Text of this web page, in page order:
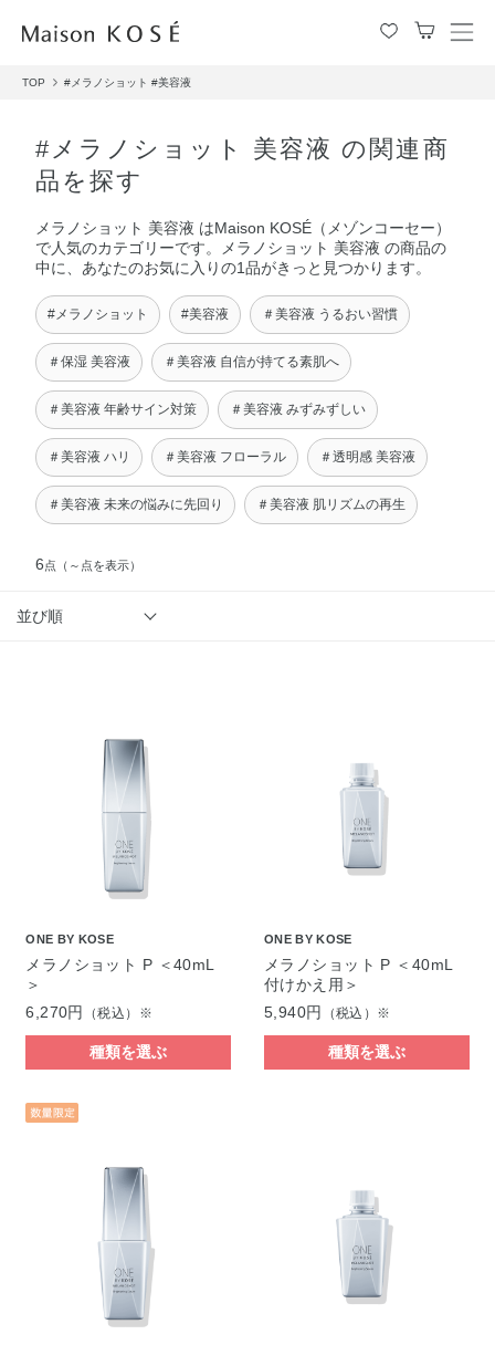
メ
TOP #メラノショット #美容液
#メラノショット 美容液 の関連商
品を探す
メラノショット 美容液 はMaison KOSÉ（メゾンコーセー）
で人気のカテゴリーです。メラノショット 美容液 の商品の
中に、あなたのお気に入りの1品がきっと見つかります。
#メラノショット #美容液 ＃美容液 うるおい習慣
＃保湿 美容液 ＃美容液 自信が持てる素肌へ
＃美容液 年齢サイン対策 ＃美容液 みずみずしい
＃美容液 ハリ ＃美容液 フローラル ＃透明感 美容液
＃美容液 未来の悩みに先回り ＃美容液 肌リズムの再生
6点 （～点を表示）
並び順
ONE BY KOSE
メラノショット P ＜40mL
＞
6,270円
（税込）※
種類を選ぶ
ONE BY KOSE
メラノショット P ＜40mL
付けかえ用＞
5,940円
（税込）※
種類を選ぶ